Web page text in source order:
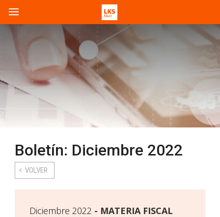
Boletín: Diciembre 2022
VOLVER
Diciembre 2022 MATERIA FISCAL